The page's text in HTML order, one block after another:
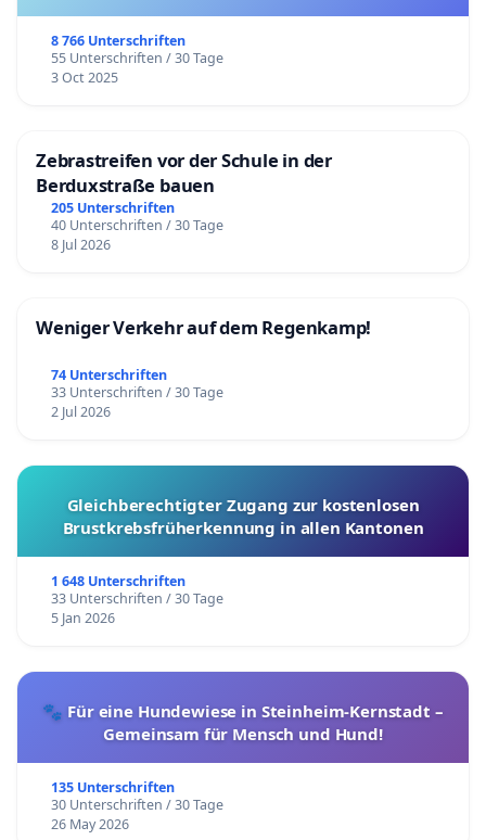
8 766 Unterschriften
55 Unterschriften / 30 Tage
3 Oct 2025
Zebrastreifen vor der Schule in der
Berduxstraße bauen
205 Unterschriften
40 Unterschriften / 30 Tage
8 Jul 2026
Weniger Verkehr auf dem Regenkamp!
74 Unterschriften
33 Unterschriften / 30 Tage
2 Jul 2026
Gleichberechtigter Zugang zur kostenlosen
Brustkrebsfrüherkennung in allen Kantonen
1 648 Unterschriften
33 Unterschriften / 30 Tage
5 Jan 2026
🐾 Für eine Hundewiese in Steinheim-Kernstadt –
Gemeinsam für Mensch und Hund!
135 Unterschriften
30 Unterschriften / 30 Tage
26 May 2026